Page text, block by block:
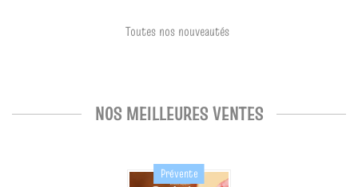
Toutes nos nouveautés
NOS MEILLEURES VENTES
Prévente